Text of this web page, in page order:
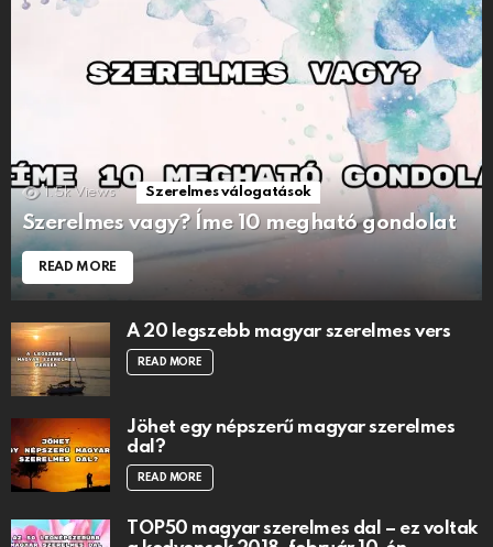
1.5k Views Szerelmes válogatások
Szerelmes vagy? Íme 10 megható gondolat
READ MORE
A 20 legszebb magyar szerelmes vers
READ MORE
Jöhet egy népszerű magyar szerelmes
dal?
READ MORE
TOP50 magyar szerelmes dal – ez voltak